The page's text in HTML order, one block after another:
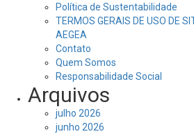
Política de Sustentabilidade
TERMOS GERAIS DE USO DE
AEGEA
Contato
Quem Somos
Responsabilidade Social
Arquivos
julho 2026
junho 2026